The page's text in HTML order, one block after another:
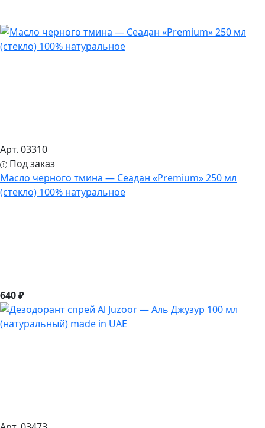
Арт. 03310
Под заказ
Масло черного тмина — Сеадан «Premium» 250 мл
(стекло) 100% натуральное
640 ₽